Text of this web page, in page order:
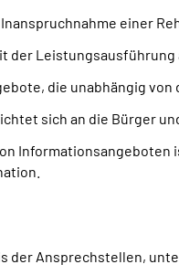
einer
der
die unabhängig von
sich an die Bürger
der Ansprechstellen,